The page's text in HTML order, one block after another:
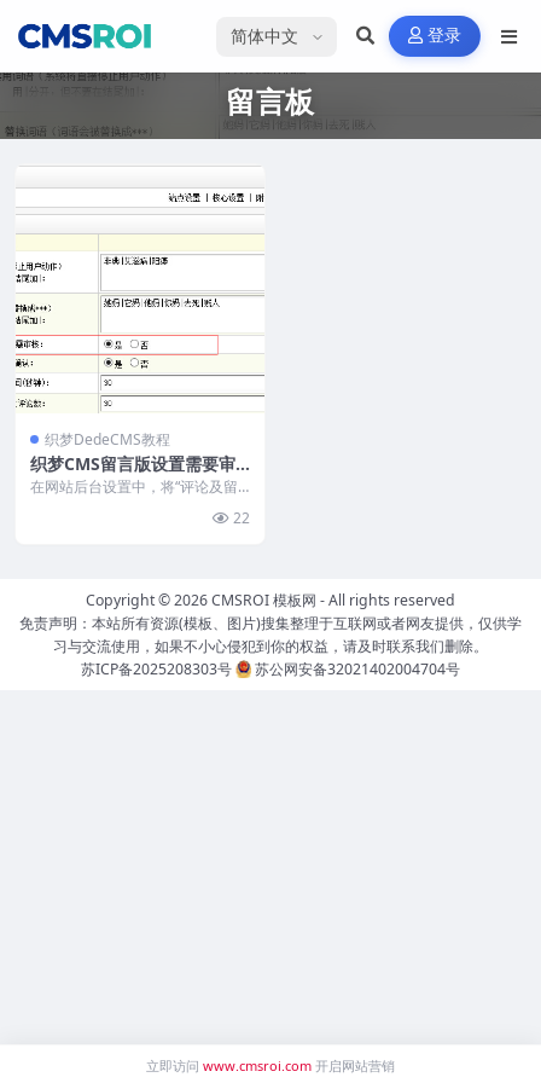
选择语言 登录
留言板
织梦DedeCMS教程
织梦CMS留言版设置需要审
核才显示
在网站后台设置中，将“评论及留
22
Copyright © 2026CMSROI 模板网 - All rights reserved
免责声明：本站所有资源(模板、图片)搜集整理于互联网或者网友提供，仅供学
习与交流使用，如果不小心侵犯到你的权益，请及时联系我们删除。
苏ICP备2025208303号
苏公网安备32021402004704号
立即访问 www.cmsroi.com 开启网站营销